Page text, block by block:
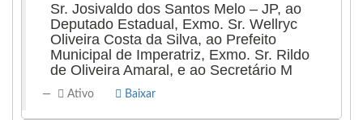
Sr. Josivaldo dos Santos Melo – JP, ao
Deputado Estadual, Exmo. Sr. Wellryc
Oliveira Costa da Silva, ao Prefeito
Municipal de Imperatriz, Exmo. Sr. Rildo
de Oliveira Amaral, e ao Secretário M
Ativo Baixar